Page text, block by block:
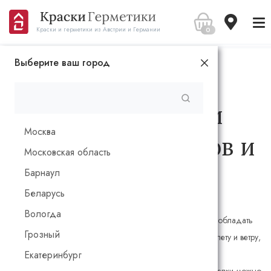
Краски и герметики из Австрии и Германии 0
Выберите ваш город
Москва
Московская область
Барнаул
Беларусь
Вологда
Грозный
Екатеринбург
Пропитки, масла и
краски для фасадов и
торцов
Наружные покрытия для деревянных фасадов должны обладать
устойчивостью к атмосферным воздействиям, ультрафиолету и ветру,
а также эффективно отталкивать влагу, не мешая при этом